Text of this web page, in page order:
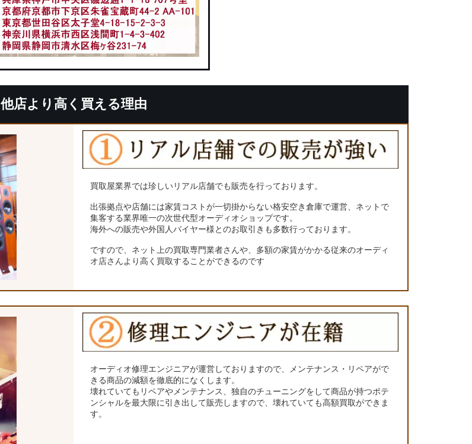
他店より高く買える理由
買取屋業界では珍しいリアル店舗でも販売を行っております。
出張拠点や店舗には家賃コストが一切掛からない格安空き倉庫で運営、ネットで
集客する業界唯一の次世代型オーディオショップです。
海外への販売や外国人バイヤー様とのお取引きも多数行っております。
ですので、ネット上の買取専門業者さんや、多額の家賃がかかる従来のオーディ
オ店さんより高く買取することができるのです
オーディオ修理エンジニアが運営しておりますので、メンテナンス・リペアがで
きる商品の減額を徹底的になくします。
壊れていてもリペアやメンテナンス、独自のチューニングをして商品が持つポテ
ンシャルを最大限に引き出して販売しますので、壊れていても高額買取ができま
す。